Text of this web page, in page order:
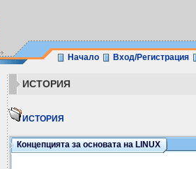
Начало Вход/Регистрация
ИСТОРИЯ
ИСТОРИЯ
Концепцията за основата на LINUX